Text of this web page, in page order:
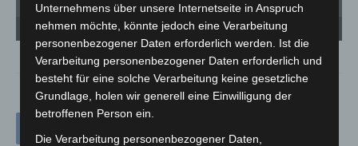
Kinder- und Jugendfeuerwehr Godshorn hatte zu leckeren Waffeln eingeladen. - ©
Carl-Marcus Müller
Unternehmens über unsere Internetseite in Anspruch
nehmen möchte, könnte jedoch eine Verarbeitung
personenbezogener Daten erforderlich werden. Ist die
Verarbeitung personenbezogener Daten erforderlich und
besteht für eine solche Verarbeitung keine gesetzliche
Grundlage, holen wir generell eine Einwilligung der
betroffenen Person ein.
Die Verarbeitung personenbezogener Daten,